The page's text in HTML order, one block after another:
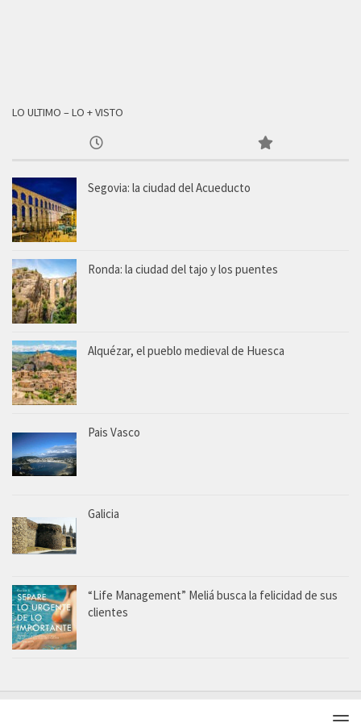
LO ULTIMO – LO + VISTO
Segovia: la ciudad del Acueducto
Ronda: la ciudad del tajo y los puentes
Alquézar, el pueblo medieval de Huesca
Pais Vasco
Galicia
“Life Management” Meliá busca la felicidad de sus
clientes